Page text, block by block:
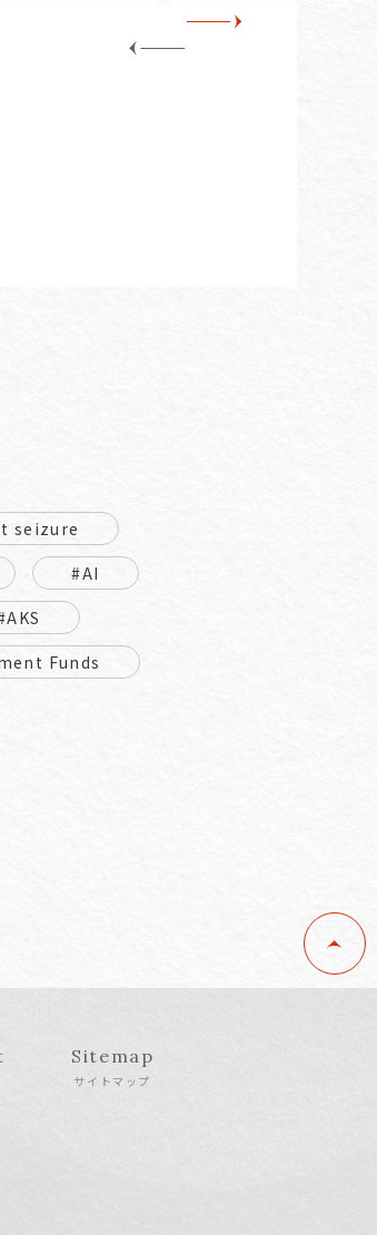
seizure
#AI
Funds
Sitemap
サイトマップ